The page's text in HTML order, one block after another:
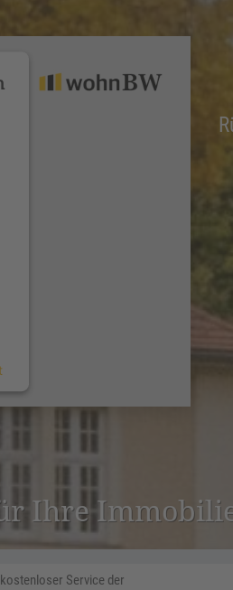
Ihre
Service der